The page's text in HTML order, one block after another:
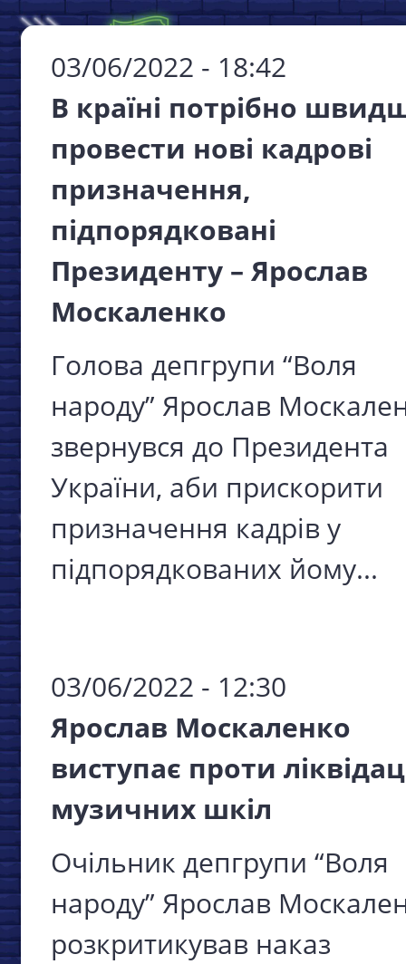
03/06/2022 - 18:42
В країні потрібно
провести нові кадрові
призначення,
підпорядковані
Президенту – Ярослав
Москаленко
Голова депгрупи “Воля
народу” Ярослав
звернувся до Президента
України, аби прискорити
призначення кадрів у
підпорядкованих йому...
03/06/2022 - 12:30
Ярослав Москаленко
виступає проти
музичних шкіл
Очільник депгрупи “Воля
народу” Ярослав
розкритикував наказ